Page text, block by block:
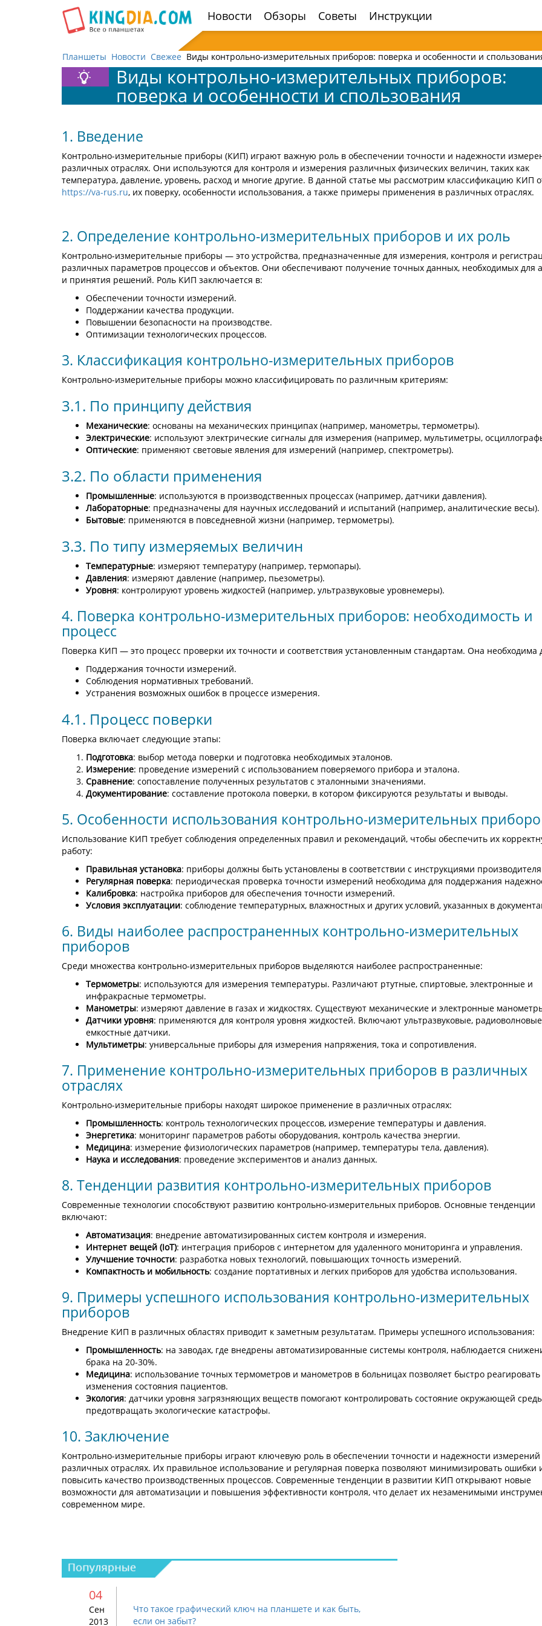
навигацию
Новости Обзоры Советы Инструкции
Планшеты Новости Свежее Виды контрольно-измерительных приборов: поверка и особенности и
Виды контрольно-измерительных приборов:
поверка и особенности и спользования
1. Введение
Контрольно-измерительные приборы (КИП) играют важную роль в обеспечении точности и надежности
различных отраслях. Они используются для контроля и измерения различных физических величин, таких как
температура, давление, уровень, расход и многие другие. В данной статье мы рассмотрим классификацию КИП
https://va-rus.ru, их поверку, особенности использования, а также примеры применения в различных отраслях.
2. Определение контрольно-измерительных приборов и их роль
Контрольно-измерительные приборы — это устройства, предназначенные для измерения, контроля и
различных параметров процессов и объектов. Они обеспечивают получение точных данных, необходимых для
и принятия решений. Роль КИП заключается в:
Обеспечении точности измерений.
Поддержании качества продукции.
Повышении безопасности на производстве.
Оптимизации технологических процессов.
3. Классификация контрольно-измерительных приборов
Контрольно-измерительные приборы можно классифицировать по различным критериям:
3.1. По принципу действия
Механические: основаны на механических принципах (например, манометры, термометры).
Электрические: используют электрические сигналы для измерения (например, мультиметры,
Оптические: применяют световые явления для измерений (например, спектрометры).
3.2. По области применения
Промышленные: используются в производственных процессах (например, датчики давления).
Лабораторные: предназначены для научных исследований и испытаний (например, аналитические весы).
Бытовые: применяются в повседневной жизни (например, термометры).
3.3. По типу измеряемых величин
Температурные: измеряют температуру (например, термопары).
Давления: измеряют давление (например, пьезометры).
Уровня: контролируют уровень жидкостей (например, ультразвуковые уровнемеры).
4. Поверка контрольно-измерительных приборов: необходимость и
процесс
Поверка КИП — это процесс проверки их точности и соответствия установленным стандартам. Она необходима
Поддержания точности измерений.
Соблюдения нормативных требований.
Устранения возможных ошибок в процессе измерения.
4.1. Процесс поверки
Поверка включает следующие этапы:
Подготовка: выбор метода поверки и подготовка необходимых эталонов.
Измерение: проведение измерений с использованием поверяемого прибора и эталона.
Сравнение: сопоставление полученных результатов с эталонными значениями.
Документирование: составление протокола поверки, в котором фиксируются результаты и выводы.
5. Особенности использования контрольно-измерительных
Использование КИП требует соблюдения определенных правил и рекомендаций, чтобы обеспечить их
работу:
Правильная установка: приборы должны быть установлены в соответствии с инструкциями
Регулярная поверка: периодическая проверка точности измерений необходима для поддержания
Калибровка: настройка приборов для обеспечения точности измерений.
Условия эксплуатации: соблюдение температурных, влажностных и других условий, указанных в
6. Виды наиболее распространенных контрольно-измерительных
приборов
Среди множества контрольно-измерительных приборов выделяются наиболее распространенные:
Термометры: используются для измерения температуры. Различают ртутные, спиртовые, электронные и
инфракрасные термометры.
Манометры: измеряют давление в газах и жидкостях. Существуют механические и электронные
Датчики уровня: применяются для контроля уровня жидкостей. Включают ультразвуковые,
емкостные датчики.
Мультиметры: универсальные приборы для измерения напряжения, тока и сопротивления.
7. Применение контрольно-измерительных приборов в различных
отраслях
Контрольно-измерительные приборы находят широкое применение в различных отраслях:
Промышленность: контроль технологических процессов, измерение температуры и давления.
Энергетика: мониторинг параметров работы оборудования, контроль качества энергии.
Медицина: измерение физиологических параметров (например, температуры тела, давления).
Наука и исследования: проведение экспериментов и анализ данных.
8. Тенденции развития контрольно-измерительных приборов
Современные технологии способствуют развитию контрольно-измерительных приборов. Основные тенденции
включают:
Автоматизация: внедрение автоматизированных систем контроля и измерения.
Интернет вещей (IoT): интеграция приборов с интернетом для удаленного мониторинга и управления.
Улучшение точности: разработка новых технологий, повышающих точность измерений.
Компактность и мобильность: создание портативных и легких приборов для удобства использования.
9. Примеры успешного использования контрольно-измерительных
приборов
Внедрение КИП в различных областях приводит к заметным результатам. Примеры успешного использования:
Промышленность: на заводах, где внедрены автоматизированные системы контроля, наблюдается
брака на 20-30%.
Медицина: использование точных термометров и манометров в больницах позволяет быстро
изменения состояния пациентов.
Экология: датчики уровня загрязняющих веществ помогают контролировать состояние окружающей
предотвращать экологические катастрофы.
10. Заключение
Контрольно-измерительные приборы играют ключевую роль в обеспечении точности и надежности измерений
различных отраслях. Их правильное использование и регулярная поверка позволяют минимизировать ошибки
повысить качество производственных процессов. Современные тенденции в развитии КИП открывают новые
возможности для автоматизации и повышения эффективности контроля, что делает их незаменимыми
современном мире.
04
Сен
2013
Что такое графический ключ на планшете и как быть,
если он забыт?